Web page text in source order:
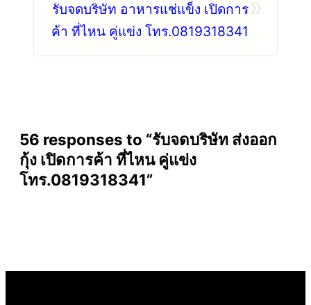
รับจดบริษัท อาหารแช่แข็ง เปิดการ
ค้า ที่ไหน คู่แข่ง โทร.0819318341
56 responses to “รับจดบริษัท ส่งออก
กุ้ง เปิดการค้า ที่ไหน คู่แข่ง
โทร.0819318341”